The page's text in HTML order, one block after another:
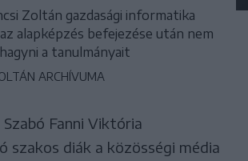
Zoltán gazdasági informatika
alapképzés befejezése után nem
a tanulmányait
ARCHÍVUMA
Fanni Viktória
szakos diák a közösségi média